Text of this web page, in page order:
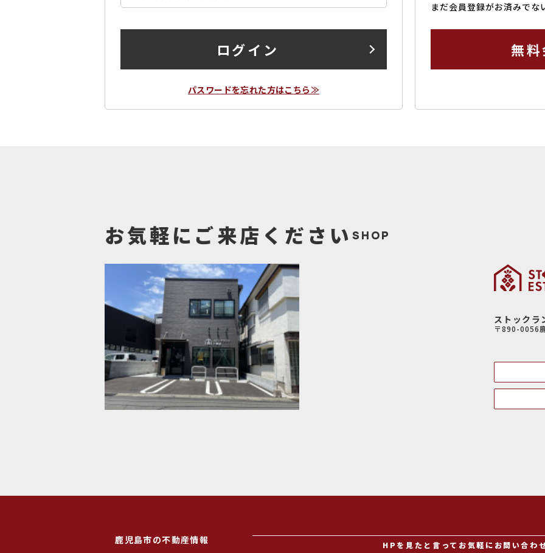
ログイン
パスワードを忘れた方はこちら≫
まだ会員登録がお済みで
無
お気軽にご来店くださいSHOP
ストックラ
〒890-0056
鹿児島市の不動産情報 HPを見たと言ってお気軽にお問い合わ